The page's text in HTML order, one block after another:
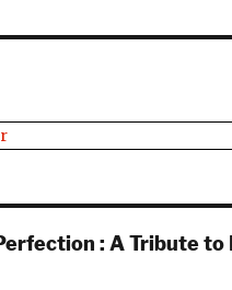
: A Tribute to